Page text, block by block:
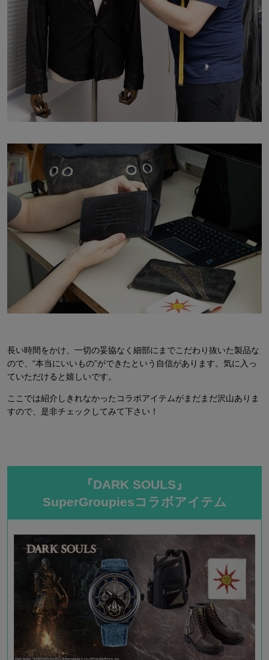
長い時間をかけ、一切の妥協なく細部にまでこだわり抜いた製品な
ので、“本当にいいもの”ができたという自信があります。気に入っ
ていただけると嬉しいです。
ここでは紹介しきれなかったコラボアイテムがまだまだ沢山ありま
すので、是非チェックしてみて下さい！
『DARK SOULS』
SuperGroupiesコラボアイテム